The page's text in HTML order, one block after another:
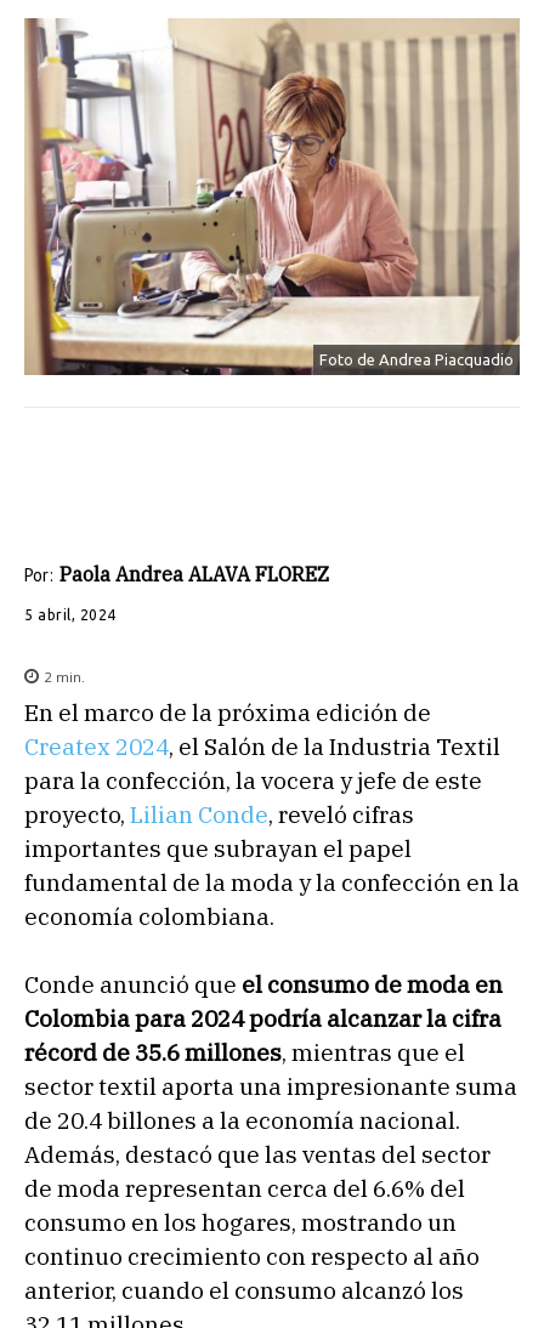
Foto de Andrea Piacquadio
Por: Paola Andrea ALAVA FLOREZ
5 abril, 2024
2 min.
En el marco de la próxima edición de
Createx 2024, el Salón de la Industria Textil
para la confección, la vocera y jefe de este
proyecto, Lilian Conde, reveló cifras
importantes que subrayan el papel
fundamental de la moda y la confección en la
economía colombiana.
Conde anunció que el consumo de moda en
Colombia para 2024 podría alcanzar la cifra
récord de 35.6 millones, mientras que el
sector textil aporta una impresionante suma
de 20.4 billones a la economía nacional.
Además, destacó que las ventas del sector
de moda representan cerca del 6.6% del
consumo en los hogares, mostrando un
continuo crecimiento con respecto al año
anterior, cuando el consumo alcanzó los